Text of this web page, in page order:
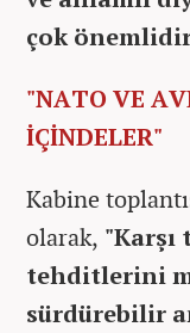
çok
"NATO VE
İÇİNDELER"
Kabine
olarak, "Karşı
tehditlerini
sürdürebilir